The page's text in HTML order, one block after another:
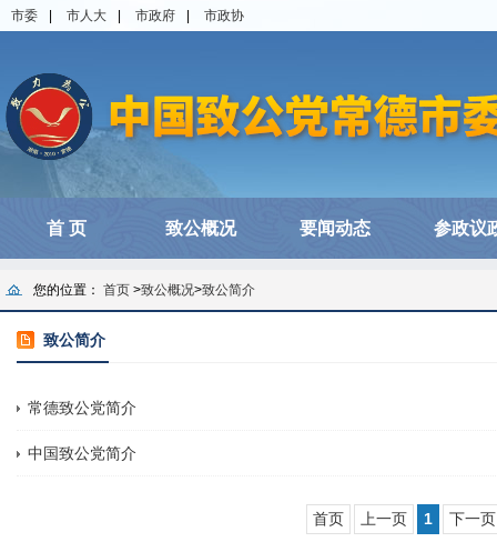
市委 市人大 市政府 市政协
首 页 致公概况 要闻动态 参政议
您的位置： 首页 >致公概况>致公简介
致公简介
常德致公党简介
中国致公党简介
首页 上一页 1 下一页